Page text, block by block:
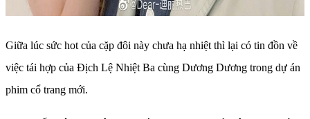
Giữa lúc sức hot của cặp đôi này chưa hạ nhiệt thì lại có tin đồn về
việc tái hợp của Địch Lệ Nhiệt Ba cùng Dương Dương trong dự án
phim cổ trang mới.